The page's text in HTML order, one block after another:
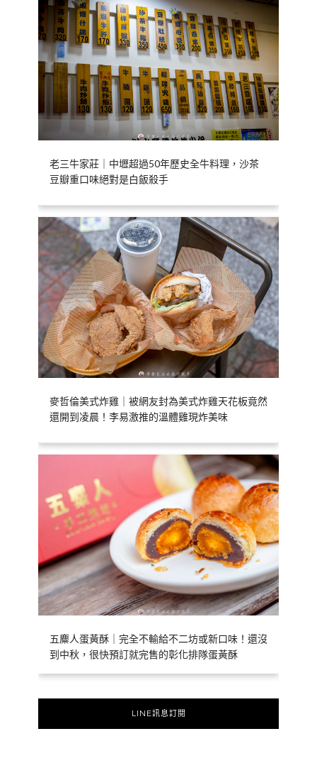
老三牛家莊｜中壢超過50年歷史全牛料理，沙茶
豆瓣重口味絕對是白飯殺手
麥哲倫美式炸雞｜被網友封為美式炸雞天花板竟然
還開到凌晨！李易激推的溫體雞現炸美味
五麋人蛋黃酥｜完全不輸給不二坊或新口味！還沒
到中秋，很快預訂就完售的彰化排隊蛋黃酥
LINE訊息訂閱